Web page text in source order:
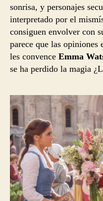
sonrisa, y personajes
interpretado por el
consiguen envolver con
parece que las opiniones
les convence Emma
se ha perdido la magia